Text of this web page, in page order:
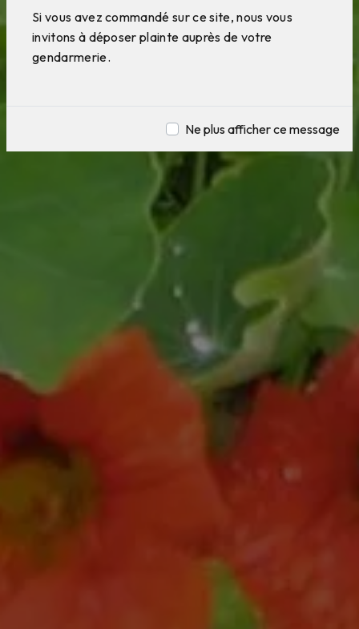
Si vous avez commandé sur ce site, nous vous
invitons à déposer plainte auprès de votre
gendarmerie.
Ne plus afficher ce message